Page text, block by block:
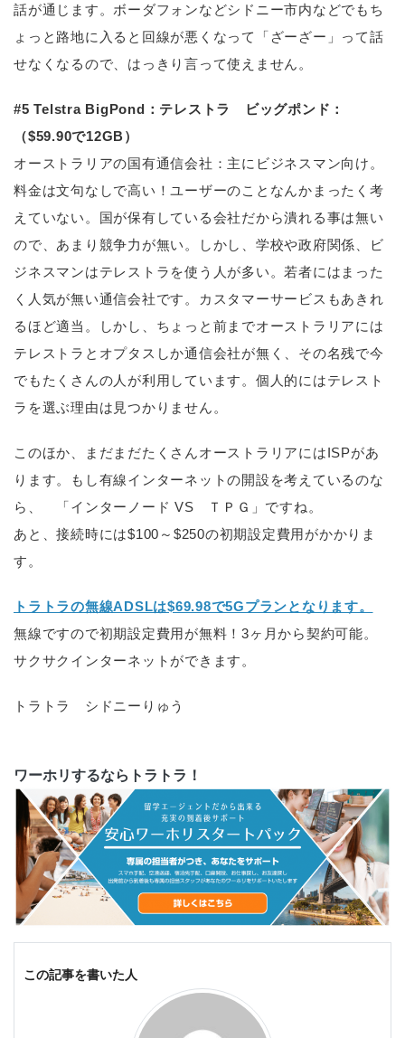
話が通じます。ボーダフォンなどシドニー市内などでもち
ょっと路地に入ると回線が悪くなって「ざーざー」って話
せなくなるので、はっきり言って使えません。
#5 Telstra BigPond：テレストラ ビッグポンド：
（$59.90で12GB）
オーストラリアの国有通信会社：主にビジネスマン向け。
料金は文句なしで高い！ユーザーのことなんかまったく考
えていない。国が保有している会社だから潰れる事は無い
ので、あまり競争力が無い。しかし、学校や政府関係、ビ
ジネスマンはテレストラを使う人が多い。若者にはまった
く人気が無い通信会社です。カスタマーサービスもあきれ
るほど適当。しかし、ちょっと前までオーストラリアには
テレストラとオプタスしか通信会社が無く、その名残で今
でもたくさんの人が利用しています。個人的にはテレスト
ラを選ぶ理由は見つかりません。
このほか、まだまだたくさんオーストラリアにはISPがあ
ります。もし有線インターネットの開設を考えているのな
ら、 「インターノード VS ＴＰＧ」ですね。
あと、接続時には$100～$250の初期設定費用がかかりま
す。
トラトラの無線ADSLは$69.98で5Gプランとなります。
無線ですので初期設定費用が無料！3ヶ月から契約可能。
サクサクインターネットができます。
トラトラ シドニーりゅう
ワーホリするならトラトラ！
この記事を書いた人